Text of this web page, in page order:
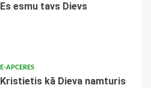
Es esmu tavs Dievs
E-APCERES
Kristietis kā Dieva namturis